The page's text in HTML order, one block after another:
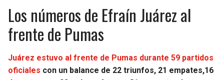
Los números de Efraín Juárez al
frente de Pumas
Juárez estuvo al frente de Pumas durante 59 partidos
oficiales con un balance de 22 triunfos, 21 empates,16